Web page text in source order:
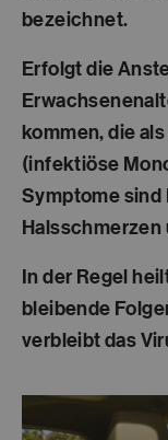
bezeichnet.
Erfolgt die
kommen, die
(infektiöse
Symptome sind
In der Regel
bleibende
verbleibt das